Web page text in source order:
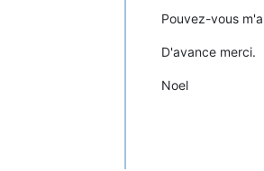
Pouvez-vous
D'avance merci.
Noel